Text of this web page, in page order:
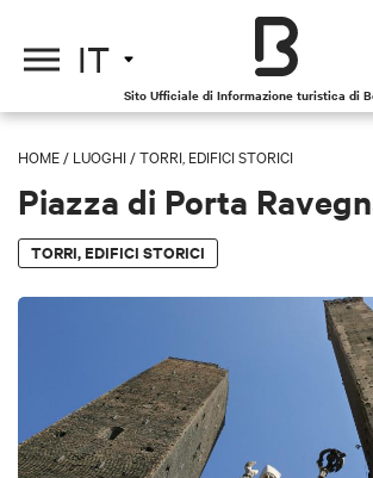
IT
Sito Ufficiale di Informazione turistica di
HOME / LUOGHI /TORRI, EDIFICI STORICI
Piazza di Porta
TORRI, EDIFICI STORICI